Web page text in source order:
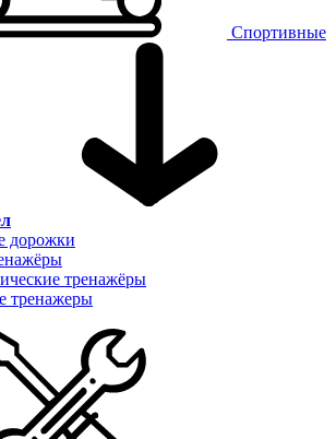
Спортивные
дорожки
тренажёры
тренажеры